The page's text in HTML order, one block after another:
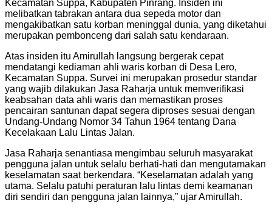
Kecamatan Suppa, Kabupaten Pinrang. Insiden ini
melibatkan tabrakan antara dua sepeda motor dan
mengakibatkan satu korban meninggal dunia, yang diketahui
merupakan pembonceng dari salah satu kendaraan.
Atas insiden itu Amirullah langsung bergerak cepat
mendatangi kediaman ahli waris korban di Desa Lero,
Kecamatan Suppa. Survei ini merupakan prosedur standar
yang wajib dilakukan Jasa Raharja untuk memverifikasi
keabsahan data ahli waris dan memastikan proses
pencairan santunan dapat segera diproses sesuai dengan
Undang-Undang Nomor 34 Tahun 1964 tentang Dana
Kecelakaan Lalu Lintas Jalan.
Jasa Raharja senantiasa mengimbau seluruh masyarakat
pengguna jalan untuk selalu berhati-hati dan mengutamakan
keselamatan saat berkendara. “Keselamatan adalah yang
utama. Selalu patuhi peraturan lalu lintas demi keamanan
diri sendiri dan pengguna jalan lainnya,” ujar Amirullah.